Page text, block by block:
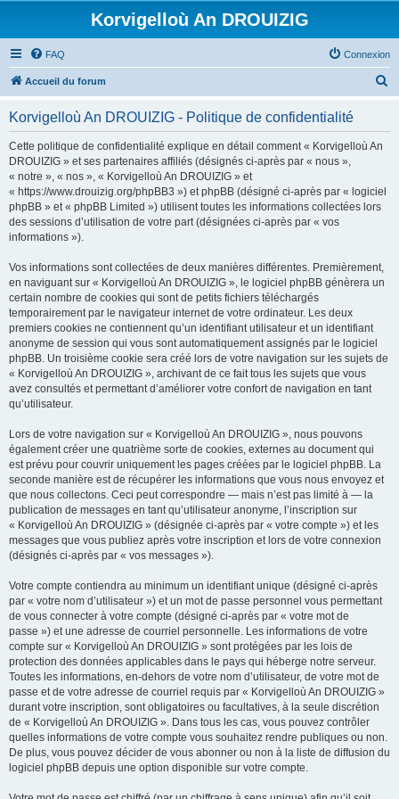
Korvigelloù An DROUIZIG
FAQ Connexion
Accueil du forum
Korvigelloù An DROUIZIG - Politique de confidentialité
Cette politique de confidentialité explique en détail comment « Korvigelloù An
DROUIZIG » et ses partenaires affiliés (désignés ci-après par « nous »,
« notre », « nos », « Korvigelloù An DROUIZIG » et
« https://www.drouizig.org/phpBB3 ») et phpBB (désigné ci-après par « logiciel
phpBB » et « phpBB Limited ») utilisent toutes les informations collectées lors
des sessions d’utilisation de votre part (désignées ci-après par « vos
informations »).
Vos informations sont collectées de deux manières différentes. Premièrement,
en naviguant sur « Korvigelloù An DROUIZIG », le logiciel phpBB génèrera un
certain nombre de cookies qui sont de petits fichiers téléchargés
temporairement par le navigateur internet de votre ordinateur. Les deux
premiers cookies ne contiennent qu’un identifiant utilisateur et un identifiant
anonyme de session qui vous sont automatiquement assignés par le logiciel
phpBB. Un troisième cookie sera créé lors de votre navigation sur les sujets de
« Korvigelloù An DROUIZIG », archivant de ce fait tous les sujets que vous
avez consultés et permettant d’améliorer votre confort de navigation en tant
qu’utilisateur.
Lors de votre navigation sur « Korvigelloù An DROUIZIG », nous pouvons
également créer une quatrième sorte de cookies, externes au document qui
est prévu pour couvrir uniquement les pages créées par le logiciel phpBB. La
seconde manière est de récupérer les informations que vous nous envoyez et
que nous collectons. Ceci peut correspondre — mais n’est pas limité à — la
publication de messages en tant qu’utilisateur anonyme, l’inscription sur
« Korvigelloù An DROUIZIG » (désignée ci-après par « votre compte ») et les
messages que vous publiez après votre inscription et lors de votre connexion
(désignés ci-après par « vos messages »).
Votre compte contiendra au minimum un identifiant unique (désigné ci-après
par « votre nom d’utilisateur ») et un mot de passe personnel vous permettant
de vous connecter à votre compte (désigné ci-après par « votre mot de
passe ») et une adresse de courriel personnelle. Les informations de votre
compte sur « Korvigelloù An DROUIZIG » sont protégées par les lois de
protection des données applicables dans le pays qui héberge notre serveur.
Toutes les informations, en-dehors de votre nom d’utilisateur, de votre mot de
passe et de votre adresse de courriel requis par « Korvigelloù An DROUIZIG »
durant votre inscription, sont obligatoires ou facultatives, à la seule discrétion
de « Korvigelloù An DROUIZIG ». Dans tous les cas, vous pouvez contrôler
quelles informations de votre compte vous souhaitez rendre publiques ou non.
De plus, vous pouvez décider de vous abonner ou non à la liste de diffusion du
logiciel phpBB depuis une option disponible sur votre compte.